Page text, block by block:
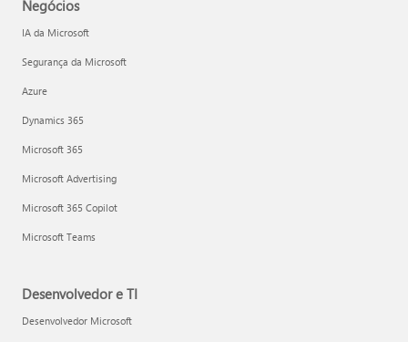
Negócios
IA da Microsoft
Segurança da Microsoft
Azure
Dynamics 365
Microsoft 365
Microsoft Advertising
Microsoft 365 Copilot
Microsoft Teams
Desenvolvedor e TI
Desenvolvedor Microsoft